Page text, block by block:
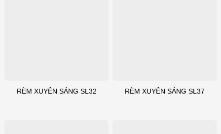
RÈM XUYÊN SÁNG SL32 RÈM XUYÊN SÁNG SL37